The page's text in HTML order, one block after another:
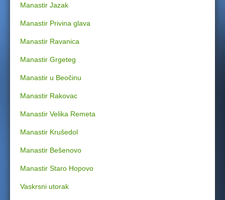
Manastir Jazak
Manastir Privina glava
Manastir Ravanica
Manastir Grgeteg
Manastir u Beočinu
Manastir Rakovac
Manastir Velika Remeta
Manastir Krušedol
Manastir Bešenovo
Manastir Staro Hopovo
Vaskrsni utorak